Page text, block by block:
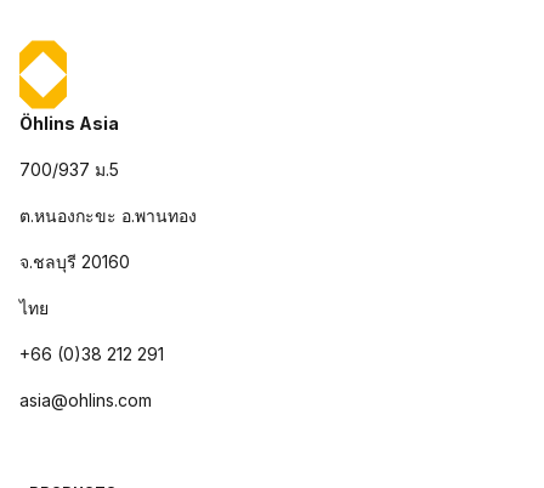
Öhlins Asia
700/937 ม.5
ต.หนองกะขะ อ.พานทอง
จ.ชลบุรี 20160
ไทย
+66 (0)38 212 291
asia@ohlins.com